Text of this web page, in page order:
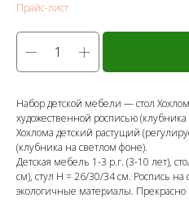
Прайс-лист
Набор детской мебели — стол
художественной росписью
Хохлома детский растущий
(клубника на светлом фоне).
Детская мебель 1-3 р.г. (3-10 лет),
см), стул Н = 26/30/34 см. Роспись
экологичные материалы. Прекрасно